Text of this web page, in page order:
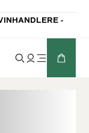
699 KR.